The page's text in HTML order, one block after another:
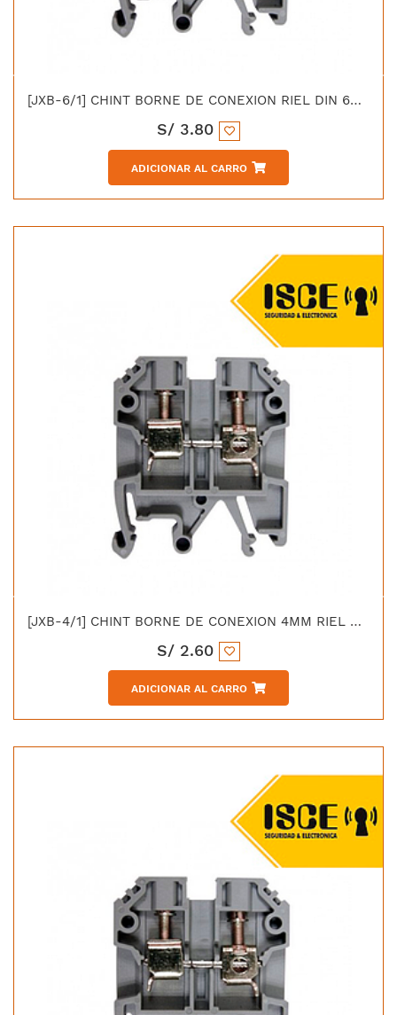
[JXB-6/1] CHINT BORNE DE CONEXION RIEL DIN 6MM GRIS
S/ 3.80
ADICIONAR AL CARRO
[JXB-4/1] CHINT BORNE DE CONEXION 4MM RIEL DIN GRIS
S/ 2.60
ADICIONAR AL CARRO